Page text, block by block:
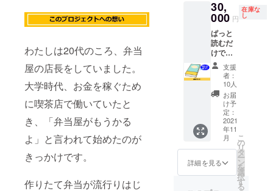
わたしは20代のころ、弁当
屋の店長をしていました。
大学時代、お金を稼ぐため
に喫茶店で働いていたと
き、「弁当屋がもうかる
よ」と言われて始めたのが
きっかけです。
作りたて弁当が流行りはじ
値段で
す。
り3万円
お得な
特別価
格で
す。 ※
日時は
メール
にて打
合せさ
せてい
ただき
ます。
30,
000 円
在庫な
し
ぱっと
読むだ
けで、
家作り
に必要
な知識
を得ら
れる
「杉崎
茂夫の
家づく
りにか
ける想
いを伝
える
本」の
支援
者：
10人
お届
け予
定：
2021
年11
月
詳細を見る
こ
の
リ
タ
ー
ン
を
選
択
す
る